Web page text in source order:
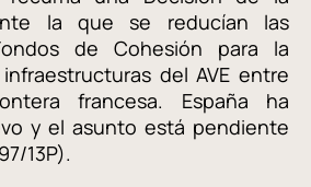
la que se reducían las
de Cohesión para la
del AVE entre
francesa. España ha
y el asunto está pendiente
13P).